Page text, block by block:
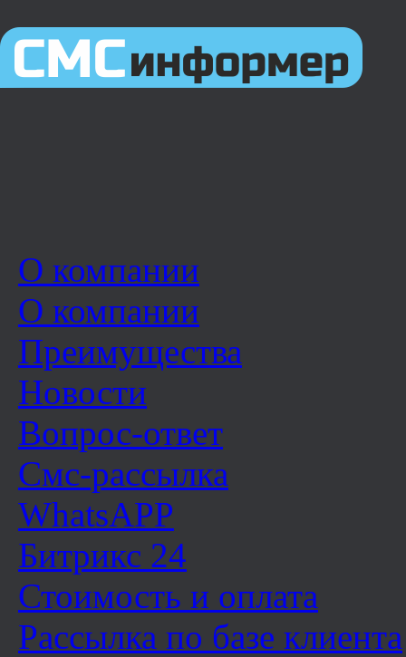
О компании
О компании
Преимущества
Новости
Вопрос-ответ
Смс-рассылка
WhatsAPP
Битрикс 24
Стоимость и оплата
Рассылка по базе клиента